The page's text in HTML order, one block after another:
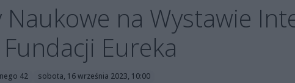
na Wystawie
Fundacji Eureka
42 sobota, 16 września 2023, 10:00